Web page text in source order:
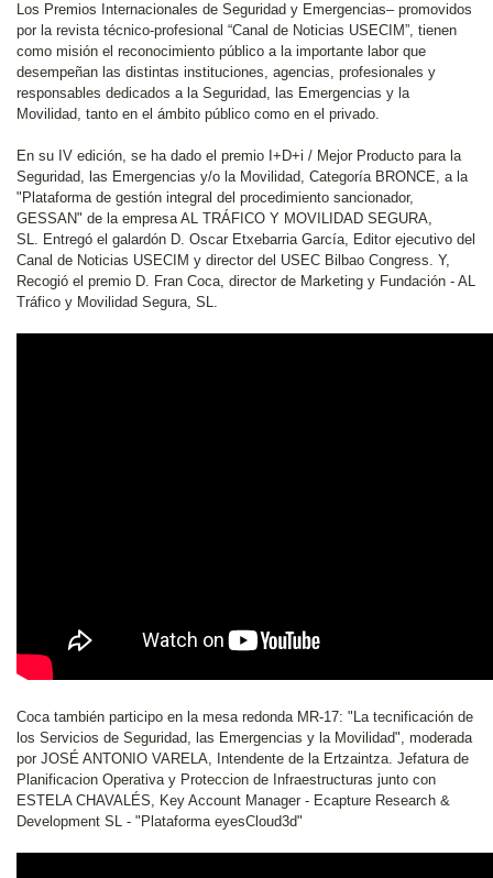
Los Premios Internacionales de Seguridad y Emergencias– promovidos
por la revista técnico-profesional “Canal de Noticias USECIM”, tienen
como misión el reconocimiento público a la importante labor que
desempeñan las distintas instituciones, agencias, profesionales y
responsables dedicados a la Seguridad, las Emergencias y la
Movilidad, tanto en el ámbito público como en el privado.
En su IV edición, se ha dado el premio I+D+i / Mejor Producto para la
Seguridad, las Emergencias y/o la Movilidad, Categoría BRONCE, a la
"Plataforma de gestión integral del procedimiento sancionador,
GESSAN" de la empresa AL TRÁFICO Y MOVILIDAD SEGURA,
SL. Entregó el galardón D. Oscar Etxebarria García, Editor ejecutivo del
Canal de Noticias USECIM y director del USEC Bilbao Congress. Y,
Recogió el premio D. Fran Coca, director de Marketing y Fundación - AL
Tráfico y Movilidad Segura, SL.
Coca también participo en la mesa redonda MR-17: "La tecnificación de
los Servicios de Seguridad, las Emergencias y la Movilidad", moderada
por JOSÉ ANTONIO VARELA, Intendente de la Ertzaintza. Jefatura de
Planificacion Operativa y Proteccion de Infraestructuras junto con
ESTELA CHAVALÉS, Key Account Manager - Ecapture Research &
Development SL - "Plataforma eyesCloud3d"